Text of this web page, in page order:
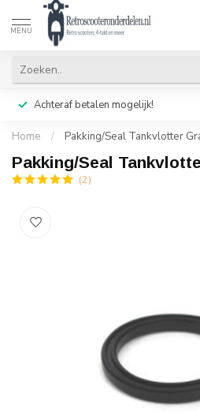
MENU
Achteraf betalen mogelijk!
Home / Pakking/Seal Tankvlotter
Pakking/Seal
(2)